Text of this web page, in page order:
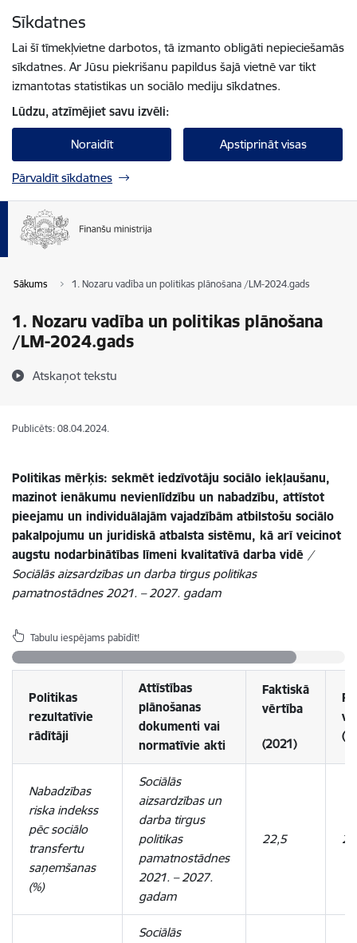
Sīkdatnes
Lai šī tīmekļvietne darbotos, tā izmanto obligāti nepieciešamās
sīkdatnes. Ar Jūsu piekrišanu papildus šajā vietnē var tikt
izmantotas statistikas un sociālo mediju sīkdatnes.
Lūdzu, atzīmējiet savu izvēli:
Noraidīt Apstiprināt visas
Pārvaldīt sīkdatnes
Sākums 1. Nozaru vadība un politikas plānošana /LM-2024.gads
1. Nozaru vadība un politikas plānošana
/LM-2024.gads
Atskaņot tekstu
Publicēts: 08.04.2024.
Politikas mērķis: sekmēt iedzīvotāju sociālo iekļaušanu,
mazinot ienākumu nevienlīdzību un nabadzību, attīstot
pieejamu un individuālajām vajadzībām atbilstošu sociālo
pakalpojumu un juridiskā atbalsta sistēmu, kā arī veicinot
augstu nodarbinātības līmeni kvalitatīvā darba vidē /
Sociālās aizsardzības un darba tirgus politikas
pamatnostādnes 2021. – 2027. gadam
Tabulu iespējams pabīdīt!
Politikas
rezultatīvie
rādītāji
Attīstības
plānošanas
dokumenti vai
normatīvie akti
Faktiskā
vērtība
(2021)
Nabadzības
riska indekss
pēc sociālo
transfertu
saņemšanas
(%)
Sociālās
aizsardzības un
darba tirgus
politikas
pamatnostādnes
2021. – 2027.
gadam
22,5
Sociālās